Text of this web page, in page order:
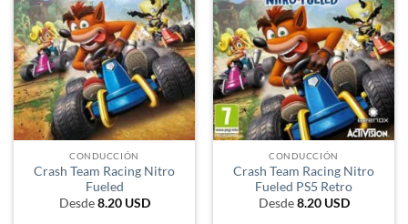
CONDUCCIÓN
Crash Team Racing Nitro
Fueled
Desde8.20 USD
CONDUCCIÓN
Crash Team Racing Nitro
Fueled PS5 Retro
Desde8.20 USD